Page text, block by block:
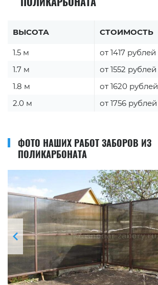
ВЫСОТА СТОИМОСТЬ
1.5 м
от 1417 рублей
1.7 м
от 1552 рублей
1.8 м
от 1620 рублей
2.0 м
от 1756 рублей
ФОТО НАШИХ РАБОТ ЗАБОРОВ ИЗ
ПОЛИКАРБОНАТА